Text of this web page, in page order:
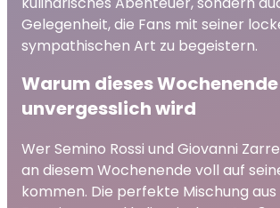
Gelegenheit, die Fans mit seiner
sympathischen Art zu begeistern.
Warum dieses Wochenende
unvergesslich wird
Wer Semino Rossi und Giovanni
an diesem Wochenende voll auf
kommen. Die perfekte Mischung aus